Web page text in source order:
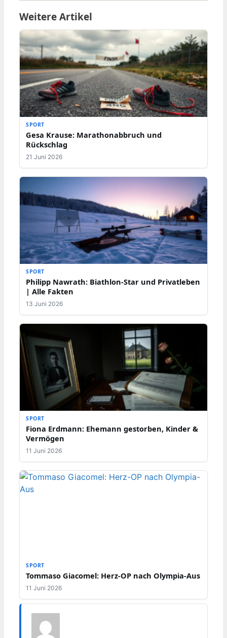
Weitere Artikel
SPORT
Gesa Krause: Marathonabbruch und
Rückschlag
21 Juni 2026
SPORT
Philipp Nawrath: Biathlon-Star und Privatleben
| Alle Fakten
13 Juni 2026
SPORT
Fiona Erdmann: Ehemann gestorben, Kinder &
Vermögen
11 Juni 2026
SPORT
Tommaso Giacomel: Herz-OP nach Olympia-Aus
11 Juni 2026